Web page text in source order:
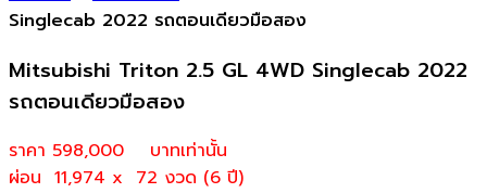
Singlecab 2022 รถตอนเดียวมือสอง
Mitsubishi Triton 2.5 GL 4WD Singlecab 2022
รถตอนเดียวมือสอง
ราคา 598,000
บาทเท่านั้น
ผ่อน 11,974 x 72 งวด (6 ปี)